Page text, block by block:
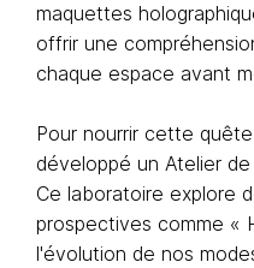
maquettes
offrir une
chaque espace avant
Pour nourrir cette
développé un Atelier
Ce laboratoire explore
prospectives comme «
l'évolution de nos